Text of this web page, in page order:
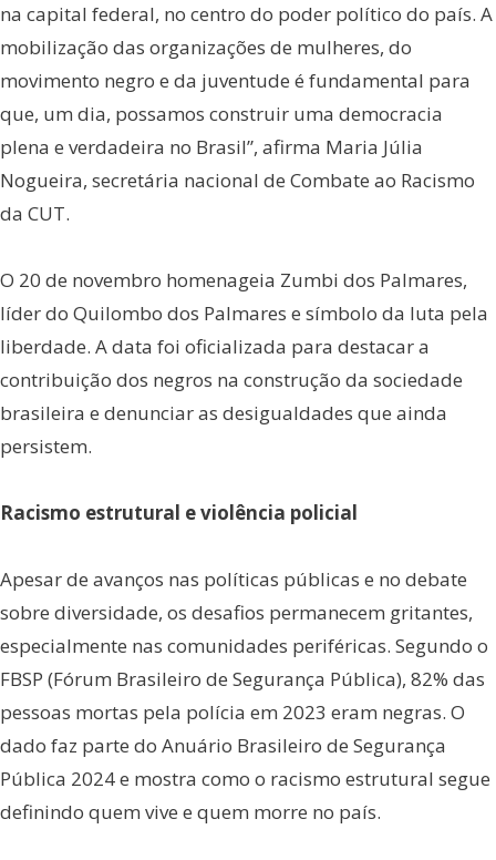
na capital federal, no centro do poder político do país. A
mobilização das organizações de mulheres, do
movimento negro e da juventude é fundamental para
que, um dia, possamos construir uma democracia
plena e verdadeira no Brasil”, afirma Maria Júlia
Nogueira, secretária nacional de Combate ao Racismo
da CUT.
O 20 de novembro homenageia Zumbi dos Palmares,
líder do Quilombo dos Palmares e símbolo da luta pela
liberdade. A data foi oficializada para destacar a
contribuição dos negros na construção da sociedade
brasileira e denunciar as desigualdades que ainda
persistem.
Racismo estrutural e violência policial
Apesar de avanços nas políticas públicas e no debate
sobre diversidade, os desafios permanecem gritantes,
especialmente nas comunidades periféricas. Segundo o
FBSP (Fórum Brasileiro de Segurança Pública), 82% das
pessoas mortas pela polícia em 2023 eram negras. O
dado faz parte do Anuário Brasileiro de Segurança
Pública 2024 e mostra como o racismo estrutural segue
definindo quem vive e quem morre no país.